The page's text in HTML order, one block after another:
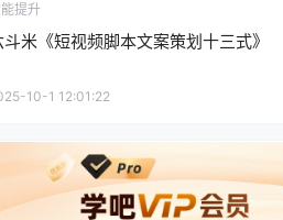
提升
斗米《短视频脚本文案策划十三式》
10-1 12:01:22